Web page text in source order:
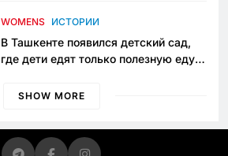
приговору
WOMENS ИСТОРИИ
В Ташкенте появился детский сад,
где дети едят только полезную еду.
просить «кашу без сахара»
SHOW MORE